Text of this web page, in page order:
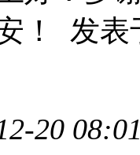
！ 发表
20